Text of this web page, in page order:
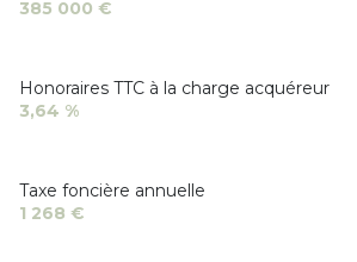
385 000 €
Honoraires TTC à la charge acquéreur
3,64 %
Taxe foncière annuelle
1 268 €